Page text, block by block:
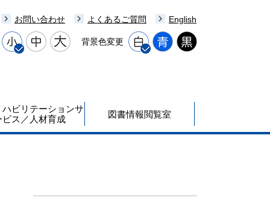
お問い合わせ よくあるご質問 English
背景色変更
ハビリテーションサ
ビス／人材育成
図書情報閲覧室